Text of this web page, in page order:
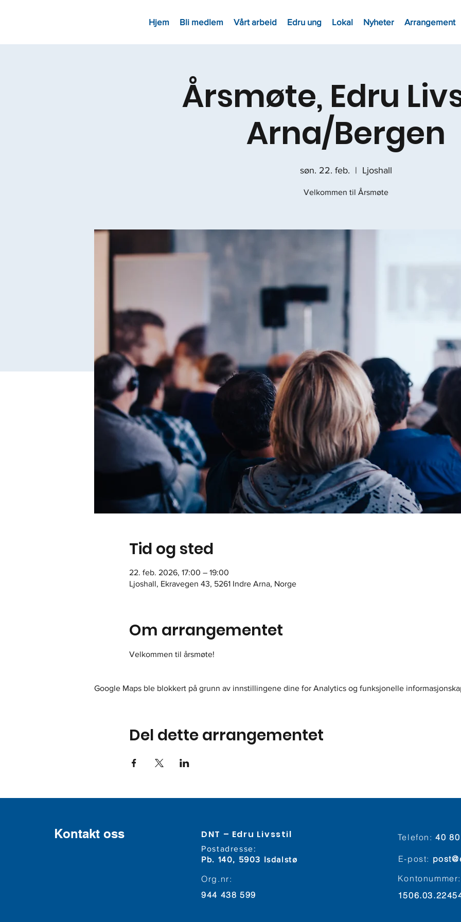
Hjem Bli medlem Vårt arbeid Edru ung Lokal Nyheter Arrangement
Årsmøte, Edru
Arna/Bergen
søn. 22. feb.
  |
Ljoshall
Velkommen til Årsmøte
Tid og sted
22. feb. 2026, 17:00 – 19:00
Ljoshall, Ekravegen 43, 5261 Indre Arna, Norge
Om arrangementet
Velkommen til årsmøte!
Google Maps ble blokkert på grunn av innstillingene dine for Analytics og funksjonelle
Del dette arrangementet
Kontakt oss DNT – Edru Livsstil
Postadresse:
Pb. 140, 5903 Isdalstø
Org.nr:
944 438 599
Telefon:40
E-post:
Kontonummer: